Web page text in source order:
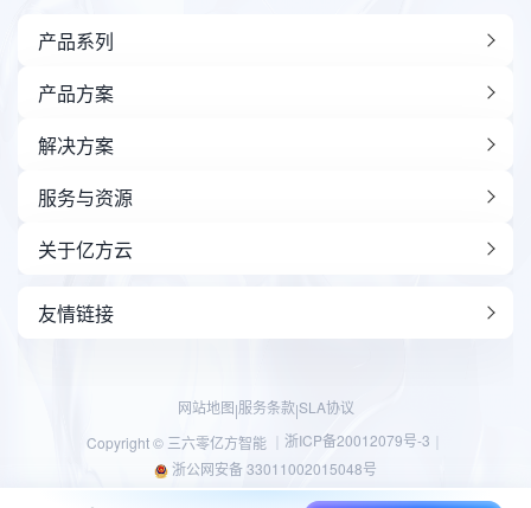
产品系列
产品方案
解决方案
服务与资源
关于亿方云
友情链接
网站地图|服务条款|SLA协议
Copyright © 三六零亿方智能 ｜ 浙ICP备20012079号-3
浙公网安备 33011002015048号